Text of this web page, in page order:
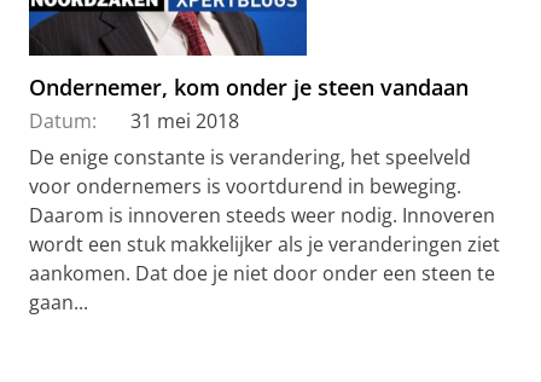
Ondernemer, kom onder je steen vandaan
Datum:
31 mei 2018
De enige constante is verandering, het speelveld
voor ondernemers is voortdurend in beweging.
Daarom is innoveren steeds weer nodig. Innoveren
wordt een stuk makkelijker als je veranderingen ziet
aankomen. Dat doe je niet door onder een steen te
gaan...